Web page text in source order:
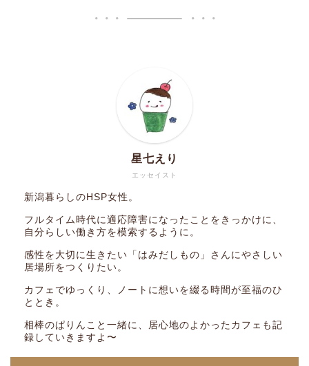
エッセイスト
星七えり
新潟暮らしのHSP女性。
フルタイム時代に適応障害になったことをきっかけに、
自分らしい働き方を模索するように。
感性を大切に生きたい「はみだしもの」さんにやさしい
居場所をつくりたい。
カフェでゆっくり、ノートに想いを綴る時間が至福のひ
ととき。
相棒のぱりんこと一緒に、居心地のよかったカフェも記
録していきますよ〜